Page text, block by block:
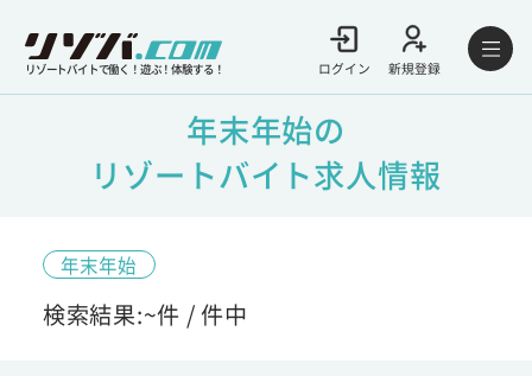
リゾートバイトで働く！遊ぶ！体験する！ ログイン 新規登録
年末年始の
リゾートバイト求人情報
年末年始
検索結果:~件 /件中